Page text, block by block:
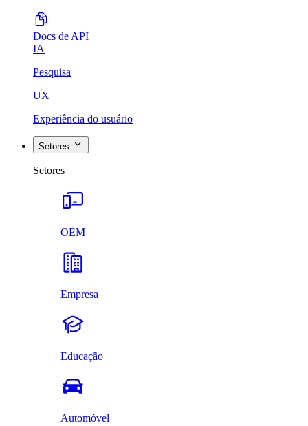
Docs de API
IA
Pesquisa
UX
Experiência do usuário
Setores
Setores
OEM
Empresa
Educação
Automóvel